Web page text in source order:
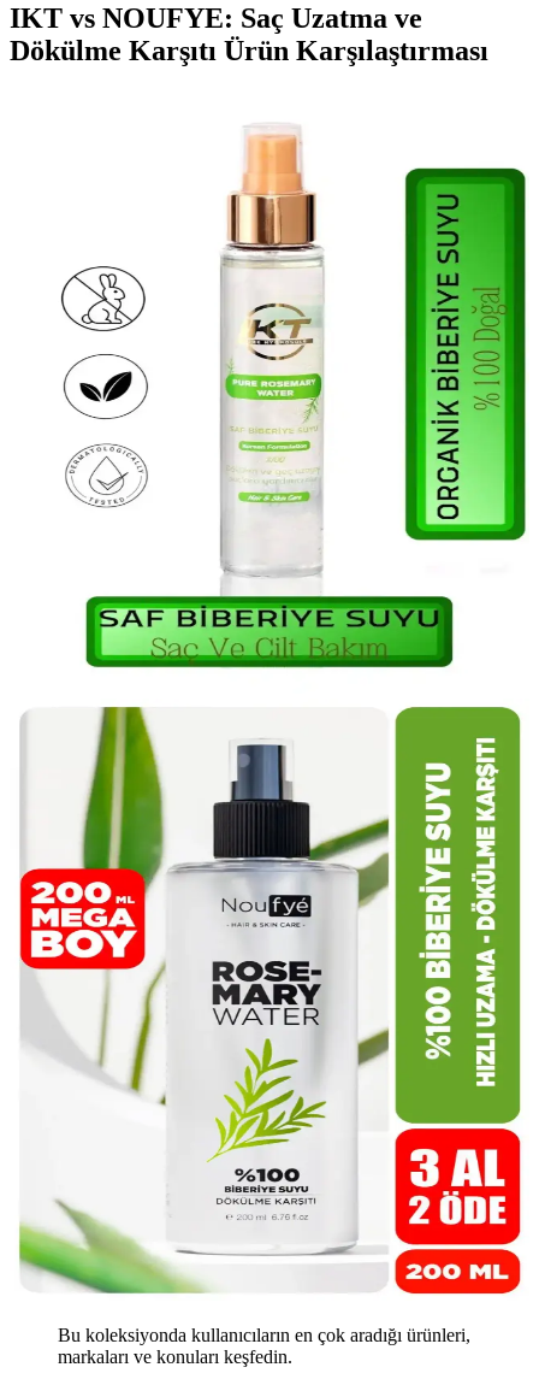
IKT vs NOUFYE: Saç Uzatma ve
Dökülme Karşıtı Ürün Karşılaştırması
Bu koleksiyonda kullanıcıların en çok aradığı ürünleri,
markaları ve konuları keşfedin.